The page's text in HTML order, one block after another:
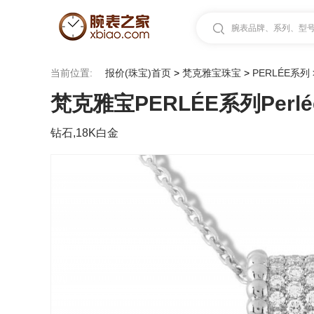
腕表品牌、系列、型
当前位置: 报价(珠宝)首页 > 梵克雅宝珠宝 > PERLÉE系列
梵克雅宝PERLÉE系列
钻石,18K白金